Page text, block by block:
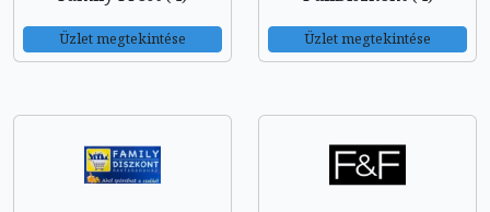
Üzlet megtekintése Üzlet megtekintése